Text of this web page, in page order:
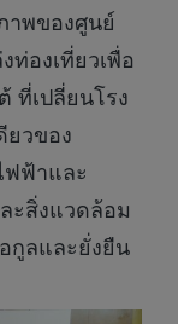
าพของศูนย์
ท่องเที่ยวเพื่อ
ที่เปลี่ยนโรง
ยวของ
ฟฟ้าและ
ะสิ่งแวดล้อม
กูลและยั่งยืน